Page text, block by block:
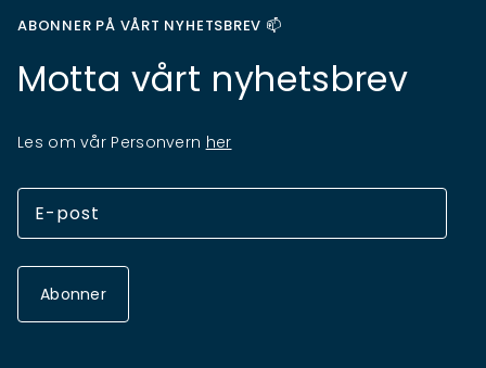
ABONNER PÅ VÅRT NYHETSBREV 📫
Motta vårt nyhetsbrev
Les om vår Personvern her
Abonner